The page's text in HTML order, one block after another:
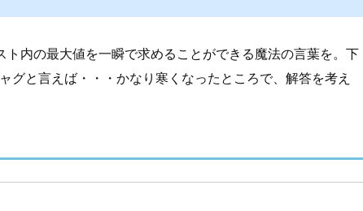
内の最大値を一瞬で求めることができる魔法の言葉を。下
グと言えば・・・かなり寒くなったところで、解答を考え